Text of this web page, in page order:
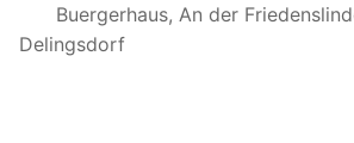
Buergerhaus, An der
Delingsdorf